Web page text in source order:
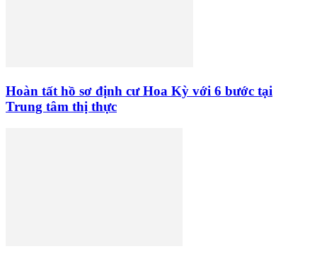
Hoàn tất hồ sơ định cư Hoa Kỳ với 6 bước tại
Trung tâm thị thực